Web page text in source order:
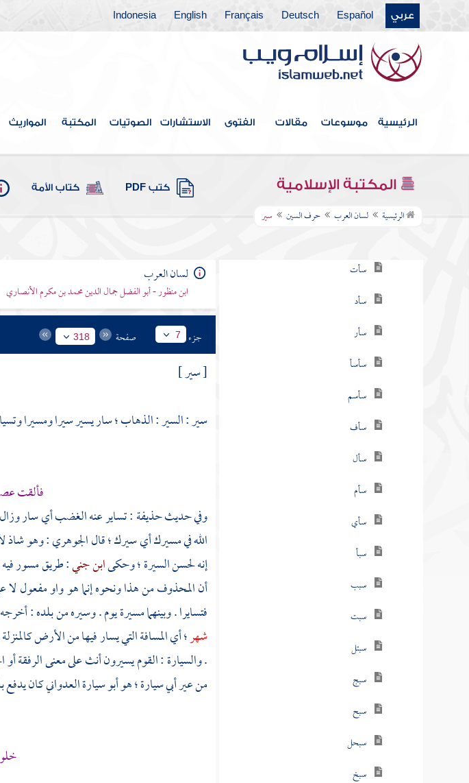
عربي Español
Deutsch
Français
English
Indonesia
الرئيسية موسوعات مقالات الفتوى الاستشارات الصوتيات المكتبة المواريث
المكتبة الإسلامية كتب PDF كتاب الأمة
الرئيسية لسان العرب حرف السين سير
حرف الحاء
حرف الخاء
حرف الدال
حرف الذال
حرف الراء
حرف الزاي
حرف السين
سأت
سأد
سأر
سأسأ
سأسم
سأف
سأل
سأم
سأي
سبأ
سبب
سبت
سبتل
سبج
سبح
سبحل
سبخ
لسان العرب
ابن منظور - أبو الفضل جمال الدين محمد بن مكرم الأنصاري
جزء 7 صفحة 318
[ سير ]
سير : السير : الذهاب ؛ سار يسير سيرا ومسيرا
فألقت
وفي حديثحذيفة: تساير عنه الغضب أي سار وزال
الله في مسيرك أي سيرك ؛ قالالجوهري: وهو شاذ
إنه لحسن السيرة ؛ وحكىابن جني: طريق مسور
أن المحذوف من هذا ونحوه إنما هو واو مفعول
فتسايرا . وبينهما مسيرة يوم . وسيره من بلده :
شهر؛ أي المسافة التي يسار فيها من الأرض
. والسيارة : القوم يسيرون أنث على معنى الرفقة
من عيرأبي سيارة؛ هوأبو سيارة العدوانيكان يدفع